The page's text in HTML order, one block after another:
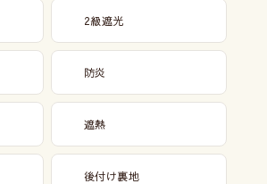
2級遮光
防炎
遮熱
後付け裏地